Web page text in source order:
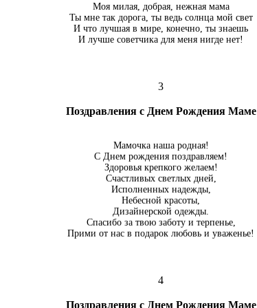
Моя милая, добрая, нежная мама
Ты мне так дорога, ты ведь солнца мой свет
И что лучшая в мире, конечно, ты знаешь
И лучше советчика для меня нигде нет!
3
Поздравления с Днем Рождения Маме
Мамочка наша родная!
С Днем рождения поздравляем!
Здоровья крепкого желаем!
Счастливых светлых дней,
Исполненных надежды,
Небесной красоты,
Дизайнерской одежды.
Спасибо за твою заботу и терпенье,
Прими от нас в подарок любовь и уваженье!
4
Поздравления с Днем Рождения Маме